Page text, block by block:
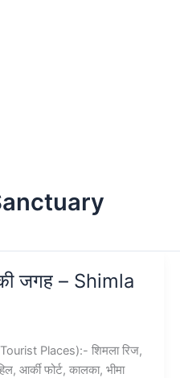
जगह – Shimla
Places):- शिमला रिज,
आर्की फोर्ट, कालका, भीमा